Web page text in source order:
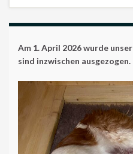
Am 1. April 2026 wurde unser
sind inzwischen ausgezogen.